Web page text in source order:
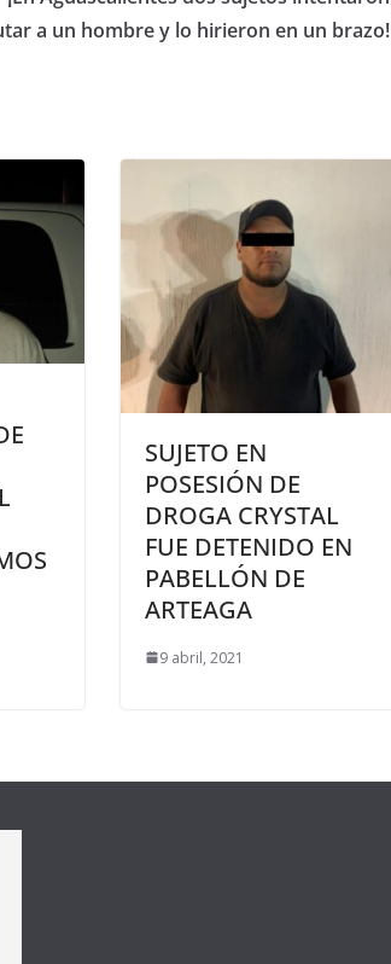
a un hombre y lo hirieron en un brazo!
SUJETO EN
POSESIÓN DE
DROGA CRYSTAL
FUE DETENIDO EN
PABELLÓN DE
ARTEAGA
9 abril, 2021